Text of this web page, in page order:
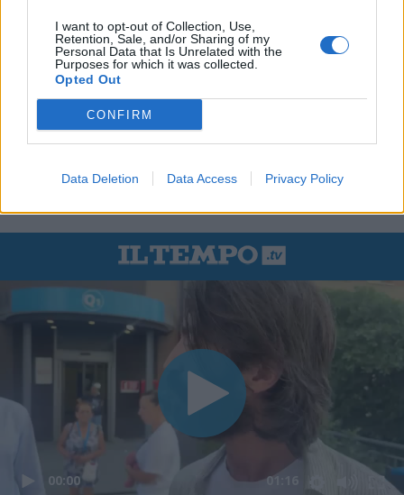
I want to opt-out of Collection, Use,
Retention, Sale, and/or Sharing of my
Personal Data that Is Unrelated with the
Purposes for which it was collected.
Opted Out
CONFIRM
Data Deletion Data Access Privacy Policy
00:00 01:16